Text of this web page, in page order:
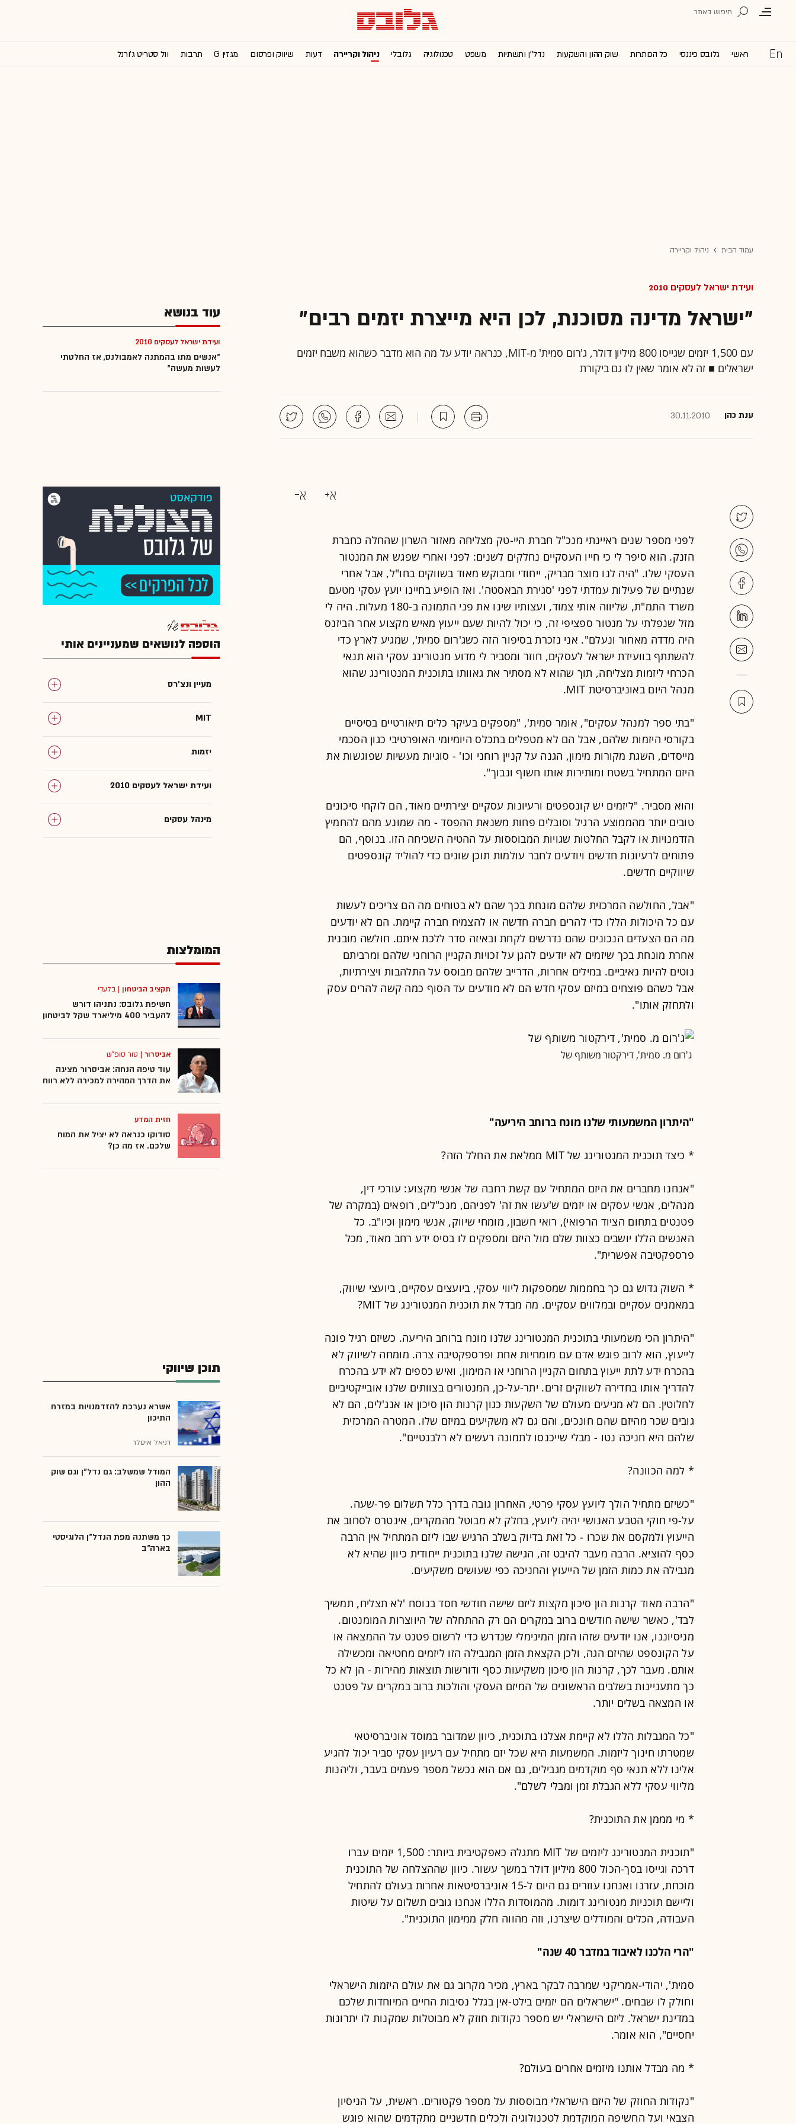
ראשי גלובס פיננסי כל הכותרות שוק ההון והשקעות נדל''ן ותשתיות משפט טכנולוגיה גלובלי ניהול וקריירה דעות שיווק ופרסום מגזין G תרבות וול סטריט ג'ורנל
עמוד הבית ניהול וקריירה
ועידת ישראל לעסקים 2010
"ישראל מדינה מסוכנת, לכן היא מייצרת יזמים רבים"
עם 1,500 יזמים שגייסו 800 מיליון דולר, ג'רום סמית' מ-MIT, כנראה יודע על מה הוא מדבר כשהוא משבח יזמים
ישראלים ■ זה לא אומר שאין לו גם ביקורת
ענת כהן 30.11.2010
לפני מספר שנים ראיינתי מנכ"ל חברת היי-טק מצליחה מאזור השרון שהחלה כחברת
הזנק. הוא סיפר לי כי חייו העסקיים נחלקים לשנים: לפני ואחרי שפגש את המנטור
העסקי שלו. "היה לנו מוצר מבריק, ייחודי ומבוקש מאוד בשווקים בחו"ל, אבל אחרי
שנתיים של פעילות עמדתי לפני 'סגירת הבאסטה'. ואז הופיע בחיינו יועץ עסקי מטעם
משרד התמ"ת, שליווה אותי צמוד, ועצותיו שינו את פני התמונה ב-180 מעלות. היה לי
מזל שנפלתי על מנטור ספציפי זה, כי יכול להיות שעם ייעוץ מאיש מקצוע אחר הביזנס
היה מדדה מאחור ונעלם". אני נזכרת בסיפור הזה כשג'רום סמית', שמגיע לארץ כדי
להשתתף בוועידת ישראל לעסקים, חוזר ומסביר לי מדוע מנטורינג עסקי הוא תנאי
הכרחי ליזמות מצליחה, תוך שהוא לא מסתיר את גאוותו בתוכנית המנטורינג שהוא
מנהל היום באוניברסיטת MIT.
"בתי ספר למנהל עסקים", אומר סמית', "מספקים בעיקר כלים תיאורטיים בסיסיים
בקורסי היזמות שלהם, אבל הם לא מטפלים בתכלס היומיומי האופרטיבי כגון הסכמי
מייסדים, השגת מקורות מימון, הגנה על קניין רוחני וכו' - סוגיות מעשיות שפוגשות את
היזם המתחיל בשטח ומותירות אותו חשוף ונבוך".
והוא מסביר. "ליזמים יש קונספטים ורעיונות עסקיים יצירתיים מאוד, הם לוקחי סיכונים
טובים יותר מהממוצע הרגיל וסובלים פחות משנאת ההפסד - מה שמונע מהם להחמיץ
הזדמנויות או לקבל החלטות שגויות המבוססות על ההטיה השכיחה הזו. בנוסף, הם
פתוחים לרעיונות חדשים ויודעים לחבר עולמות תוכן שונים כדי להוליד קונספטים
שיווקיים חדשים.
"אבל, החולשה המרכזית שלהם מונחת בכך שהם לא בטוחים מה הם צריכים לעשות
עם כל היכולות הללו כדי להרים חברה חדשה או להצמיח חברה קיימת. הם לא יודעים
מה הם הצעדים הנכונים שהם נדרשים לקחת ובאיזה סדר ללכת איתם. חולשה מובנית
אחרת מונחת בכך שיזמים לא יודעים להגן על זכויות הקניין הרוחני שלהם ומרביתם
נוטים להיות נאיביים. במילים אחרות, הדרייב שלהם מבוסס על התלהבות ויצירתיות,
אבל כשהם פוצחים במיזם עסקי חדש הם לא מודעים עד הסוף כמה קשה להרים עסק
ולתחזק אותו".
ג'רום מ. סמית', דירקטור משותף של
"היתרון המשמעותי שלנו מונח ברוחב היריעה"
* כיצד תוכנית המנטורינג של MIT ממלאת את החלל הזה?
"אנחנו מחברים את היזם המתחיל עם קשת רחבה של אנשי מקצוע: עורכי דין,
מנהלים, אנשי עסקים או יזמים ש'עשו את זה' לפניהם, מנכ"לים, רופאים (במקרה של
פטנטים בתחום הציוד הרפואי), רואי חשבון, מומחי שיווק, אנשי מימון וכיו"ב. כל
האנשים הללו יושבים כצוות שלם מול היזם ומספקים לו בסיס ידע רחב מאוד, מכל
פרספקטיבה אפשרית".
* השוק גדוש גם כך בחממות שמספקות ליווי עסקי, ביועצים עסקיים, ביועצי שיווק,
במאמנים עסקיים ובמלווים עסקיים. מה מבדל את תוכנית המנטורינג של MIT?
"היתרון הכי משמעותי בתוכנית המנטורינג שלנו מונח ברוחב היריעה. כשיזם רגיל פונה
לייעוץ, הוא לרוב פוגש אדם עם מומחיות אחת ופרספקטיבה צרה. מומחה לשיווק לא
בהכרח ידע לתת ייעוץ בתחום הקניין הרוחני או המימון, ואיש כספים לא ידע בהכרח
להדריך אותו בחדירה לשווקים זרים. יתר-על-כן, המנטורים בצוותים שלנו אובייקטיביים
לחלוטין. הם לא מגיעים מעולם של השקעות כגון קרנות הון סיכון או אנג'לים, הם לא
גובים שכר מהיזם שהם חונכים, והם גם לא משקיעים במיזם שלו. המטרה המרכזית
שלהם היא חניכה נטו - מבלי שייכנסו לתמונה רעשים לא רלבנטיים".
* למה הכוונה?
"כשיזם מתחיל הולך ליועץ עסקי פרטי, האחרון גובה בדרך כלל תשלום פר-שעה.
על-פי חוקי הטבע האנושי יהיה ליועץ, בחלק לא מבוטל מהמקרים, אינטרס לסחוב את
הייעוץ ולמקסם את שכרו - כל זאת בדיוק בשלב הרגיש שבו ליזם המתחיל אין הרבה
כסף להוציא. הרבה מעבר להיבט זה, הגישה שלנו בתוכנית ייחודית כיוון שהיא לא
מגבילה את כמות הזמן של הייעוץ והחניכה כפי שעושים משקיעים.
"הרבה מאוד קרנות הון סיכון מקצות ליזם שישה חודשי חסד בנוסח 'לא תצליח, תמשיך
לבד', כאשר שישה חודשים ברוב במקרים הם רק ההתחלה של היווצרות המומנטום.
מניסיוננו, אנו יודעים שזהו הזמן המינימלי שנדרש כדי לרשום פטנט על ההמצאה או
על הקונספט שהיזם הגה, ולכן הקצאת הזמן המגבילה הזו ליזמים מחטיאה ומכשילה
אותם. מעבר לכך, קרנות הון סיכון משקיעות כסף ודורשות תוצאות מהירות - הן לא כל
כך מתעניינות בשלבים הראשונים של המיזם העסקי והולכות ברוב במקרים על פטנט
או המצאה בשלים יותר.
"כל המגבלות הללו לא קיימת אצלנו בתוכנית, כיוון שמדובר במוסד אוניברסיטאי
שמטרתו חינוך ליזמות. המשמעות היא שכל יזם מתחיל עם רעיון עסקי סביר יכול להגיע
אלינו ללא תנאי סף מוקדמים מגבילים, גם אם הוא נכשל מספר פעמים בעבר, וליהנות
מליווי עסקי ללא הגבלת זמן ומבלי לשלם".
* מי מממן את התוכנית?
"תוכנית המנטורינג ליזמים של MIT מתגלה כאפקטיבית ביותר: 1,500 יזמים עברו
דרכה וגייסו בסך-הכול 800 מיליון דולר במשך עשור. כיוון שההצלחה של התוכנית
מוכחת, עזרנו ואנחנו עוזרים גם היום ל-15 אוניברסיטאות אחרות בעולם להתחיל
וליישם תוכניות מנטורינג דומות. מהמוסדות הללו אנחנו גובים תשלום על שיטות
העבודה, הכלים והמודלים שיצרנו, וזה מהווה חלק ממימון התוכנית".
"הרי הלכנו לאיבוד במדבר 40 שנה"
סמית', יהודי-אמריקני שמרבה לבקר בארץ, מכיר מקרוב גם את עולם היזמות הישראלי
וחולק לו שבחים. "ישראלים הם יזמים בילט-אין בגלל נסיבות החיים המיוחדות שלכם
במדינת ישראל. ליזם הישראלי יש מספר נקודות חוזק לא מבוטלות שמקנות לו יתרונות
יחסיים", הוא אומר.
* מה מבדל אותנו מיזמים אחרים בעולם?
"נקודות החוזק של היזם הישראלי מבוססות על מספר פקטורים. ראשית, על הניסיון
הצבאי ועל החשיפה המוקדמת לטכנולוגיה ולכלים חדשניים מתקדמים שהוא פוגש
עוד בנושא
ועידת ישראל לעסקים 2010
"אנשים מתו בהמתנה לאמבולנס, אז החלטתי
לעשות מעשה"
הוספה לנושאים שמעניינים אותי
מעיין ונצ'רס
MIT
יזמות
ועידת ישראל לעסקים 2010
מינהל עסקים
המומלצות
תקציב הביטחון |בלעדי
חשיפת גלובס: נתניהו דורש
להעביר 400 מיליארד שקל לביטחון
אביסרור| טור סופ"ש
עוד טיפה הנחה: אביסרור מציגה
את הדרך המהירה למכירה ללא רווח
חזית המדע
סודוקו כנראה לא יציל את המוח
שלכם. אז מה כן?
תוכן שיווקי
אשרא נערכת להזדמנויות במזרח
התיכון
דניאל איסלר
המודל שמשלב: גם נדל"ן וגם שוק
ההון
כך משתנה מפת הנדל"ן הלוגיסטי
בארה"ב